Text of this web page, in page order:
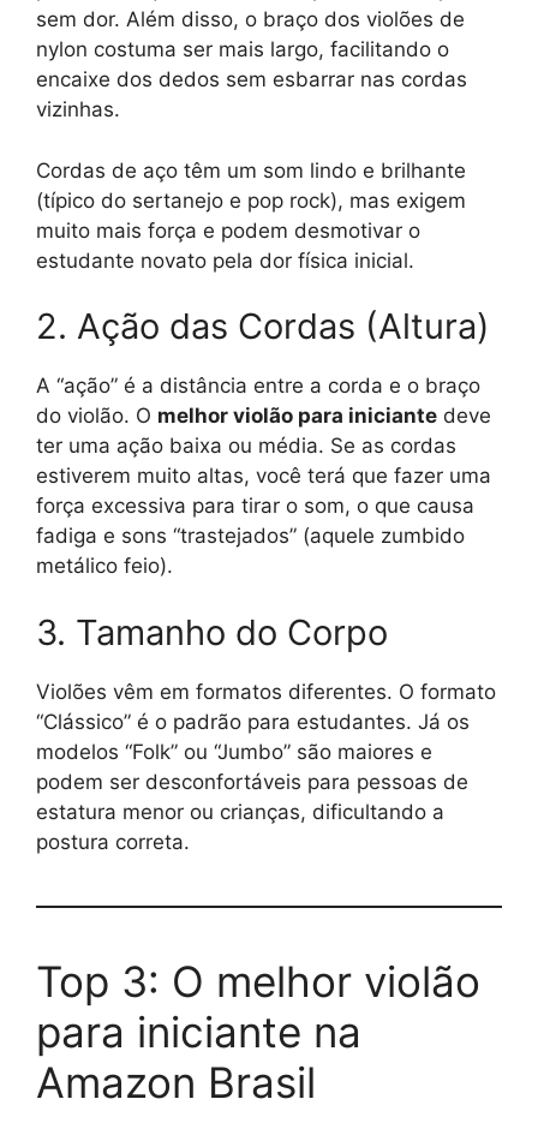
sem dor. Além disso, o braço dos violões de
nylon costuma ser mais largo, facilitando o
encaixe dos dedos sem esbarrar nas cordas
vizinhas.
Cordas de aço têm um som lindo e brilhante
(típico do sertanejo e pop rock), mas exigem
muito mais força e podem desmotivar o
estudante novato pela dor física inicial.
2. Ação das Cordas (Altura)
A “ação” é a distância entre a corda e o braço
do violão. O melhor violão para iniciante deve
ter uma ação baixa ou média. Se as cordas
estiverem muito altas, você terá que fazer uma
força excessiva para tirar o som, o que causa
fadiga e sons “trastejados” (aquele zumbido
metálico feio).
3. Tamanho do Corpo
Violões vêm em formatos diferentes. O formato
“Clássico” é o padrão para estudantes. Já os
modelos “Folk” ou “Jumbo” são maiores e
podem ser desconfortáveis para pessoas de
estatura menor ou crianças, dificultando a
postura correta.
Top 3: O melhor violão
para iniciante na
Amazon Brasil